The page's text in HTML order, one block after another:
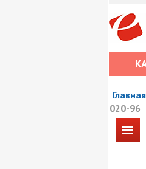
Главная
020-96